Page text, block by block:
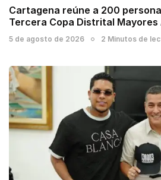
Cartagena reúne a 200
Tercera Copa Distrital
5 de agosto de 2026 2 Minutos de